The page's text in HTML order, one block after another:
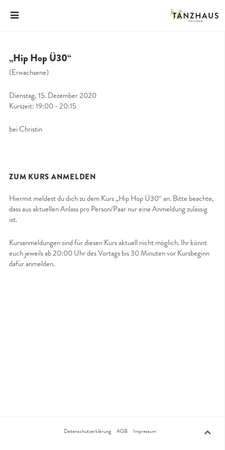
„Hip Hop Ü30“
(Erwachsene)
Dienstag, 15. Dezember 2020
Kurszeit: 19:00 - 20:15
bei Christin
ZUM KURS ANMELDEN
Hiermit meldest du dich zu dem Kurs „Hip Hop Ü30“ an. Bitte beachte,
dass aus aktuellen Anlass pro Person/Paar nur eine Anmeldung zulässig
ist.
Kursanmeldungen sind für diesen Kurs aktuell nicht möglich. Ihr könnt
euch jeweils ab 20:00 Uhr des Vortags bis 30 Minuten vor Kursbeginn
dafür anmelden.
Datenschutzerklärung AGB Impressum